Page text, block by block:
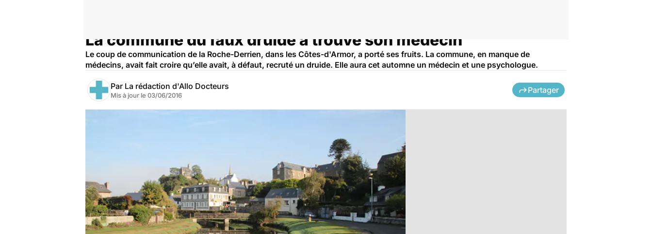
La commune du faux druide a trouvé son médecin
Le coup de communication de la Roche-Derrien, dans les Côtes-d'Armor, a porté ses fruits. La commune, en manque de
médecins, avait fait croire qu’elle avait, à défaut, recruté un druide. Elle aura cet automne un médecin et une psychologue.
Par La rédaction d'Allo Docteurs
Mis à jour le 03/06/2016
Partager